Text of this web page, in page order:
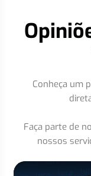
Conheça um
Faça parte de
nossos